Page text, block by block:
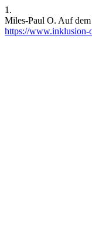
1.
Miles-Paul O. Auf
https://www.inklusion-